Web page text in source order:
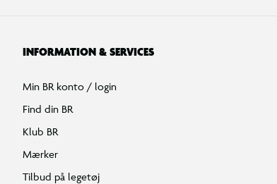
INFORMATION & SERVICES
Min BR konto / login
Find din BR
Klub BR
Mærker
Tilbud på legetøj